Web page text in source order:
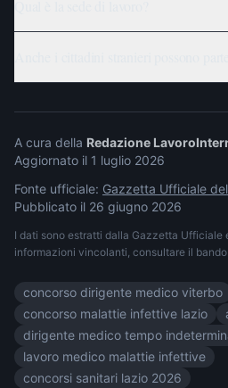
A cura della Redazione
Aggiornato il 1 luglio 2026
Fonte ufficiale: Gazzetta Ufficiale
Pubblicato il 26 giugno 2026
I dati sono estratti dalla Gazzetta
informazioni vincolanti, consultare il
concorso dirigente medico viterbo
concorso malattie infettive lazio
dirigente medico tempo
lavoro medico malattie infettive
concorsi sanitari lazio 2026